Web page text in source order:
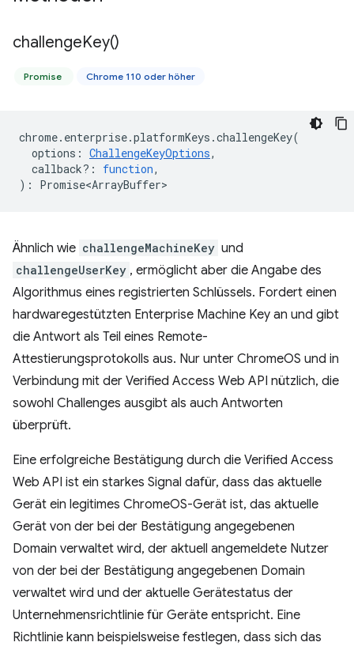
challengeKey()
Promise Chrome 110 oder höher
chrome. enterprise.platformKeys .challengeKey(
options : ChallengeKeyOptions,
callback? : function,
) : Promise<ArrayBuffer>
Ähnlich wie challengeMachineKey und
challengeUserKey , ermöglicht aber die Angabe des
Algorithmus eines registrierten Schlüssels. Fordert einen
hardwaregestützten Enterprise Machine Key an und gibt
die Antwort als Teil eines Remote-
Attestierungsprotokolls aus. Nur unter ChromeOS und in
Verbindung mit der Verified Access Web API nützlich, die
sowohl Challenges ausgibt als auch Antworten
überprüft.
Eine erfolgreiche Bestätigung durch die Verified Access
Web API ist ein starkes Signal dafür, dass das aktuelle
Gerät ein legitimes ChromeOS-Gerät ist, das aktuelle
Gerät von der bei der Bestätigung angegebenen
Domain verwaltet wird, der aktuell angemeldete Nutzer
von der bei der Bestätigung angegebenen Domain
verwaltet wird und der aktuelle Gerätestatus der
Unternehmensrichtlinie für Geräte entspricht. Eine
Richtlinie kann beispielsweise festlegen, dass sich das